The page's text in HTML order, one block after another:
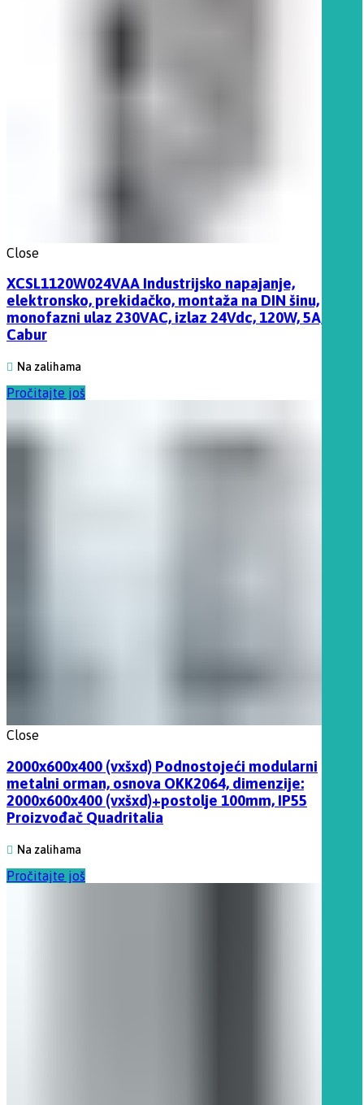
Close
XCSL1120W024VAA Industrijsko napajanje,
elektronsko, prekidačko, montaža na DIN šinu,
monofazni ulaz 230VAC, izlaz 24Vdc, 120W, 5A,
Cabur
Na zalihama
Pročitajte još
Close
2000x600x400 (vxšxd) Podnostojeći modularni
metalni orman, osnova OKK2064, dimenzije:
2000x600x400 (vxšxd)+postolje 100mm, IP55
Proizvođač Quadritalia
Na zalihama
Pročitajte još